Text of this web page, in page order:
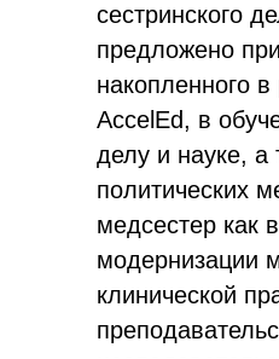
сестринского
предложено
накопленного
AccelEd, в
делу и науке, а
политических
медсестер как
модернизации
клинической